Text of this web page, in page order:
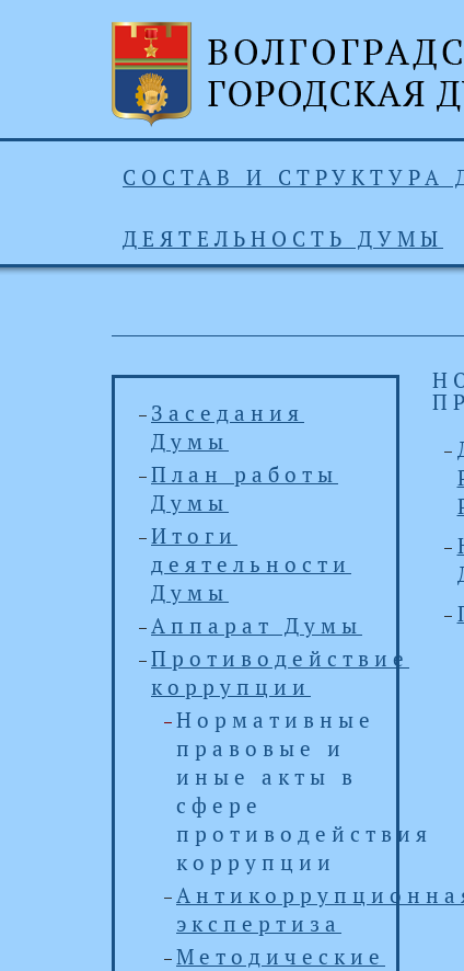
СОСТАВ И СТРУКТУРА
ДЕЯТЕЛЬНОСТЬ ДУМЫ
Заседания
Думы
План работы
Думы
Итоги
деятельности
Думы
Аппарат Думы
Противодействие
коррупции
Нормативные
правовые и
иные акты в
сфере
противодействия
коррупции
экспертиза
Методические